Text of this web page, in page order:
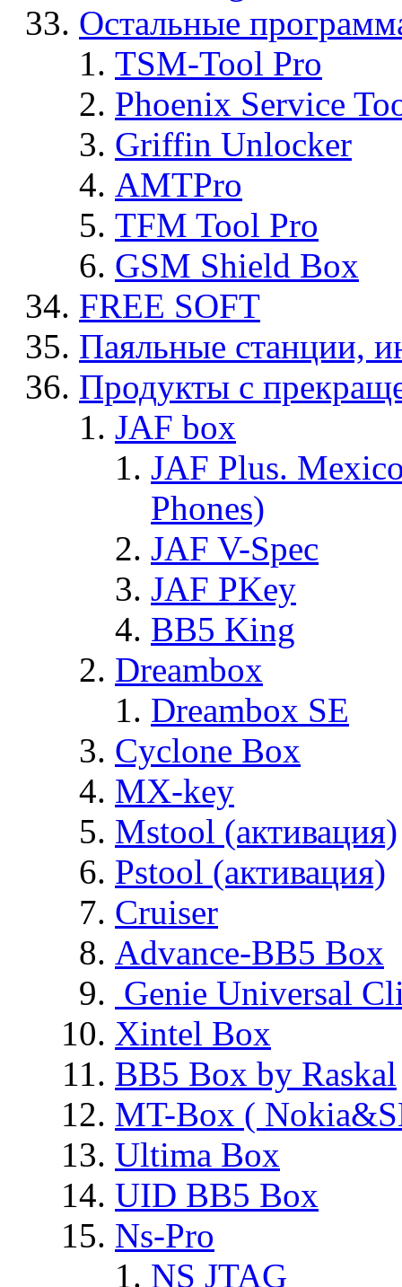
Остальные
TSM-Tool Pro
Phoenix Service
Griffin Unlocker
AMTPro
TFM Tool Pro
GSM Shield Box
FREE SOFT
Паяльные станции,
Продукты с
JAF box
JAF Plus.
Phones)
JAF V-Spec
JAF PKey
BB5 King
Dreambox
Dreambox SE
Cyclone Box
MX-key
Mstool (активация)
Pstool (активация)
Cruiser
Advance-BB5 Box
Genie Universal
Xintel Box
BB5 Box by Raskal
MT-Box (
Ultima Box
UID BB5 Box
Ns-Pro
NS JTAG